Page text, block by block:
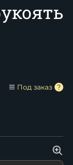
Под заказ